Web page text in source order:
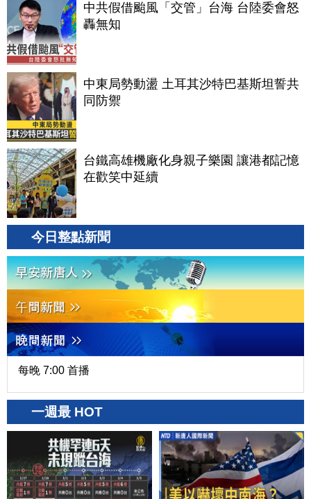
中共假借颱風「交管」台海 台陸委會怒
轟無知
中東局勢動盪 土耳其沙特巴基斯坦誓共
同防禦
台鐵高雄機廠化身親子樂園 讓港都記憶
在歡笑中延續
今日整點新聞
每晚 7:00 首播
一週最 HOT